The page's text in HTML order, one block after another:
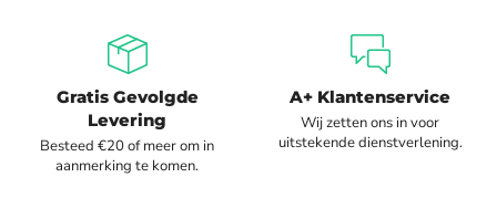
Gratis Gevolgde
Levering
Besteed €20 of meer om in
aanmerking te komen.
A+ Klantenservice
Wij zetten ons in voor
uitstekende dienstverlening.